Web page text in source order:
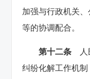
加强与行政机关
等的协调配合。
第十二条 人
纠纷化解工作机制